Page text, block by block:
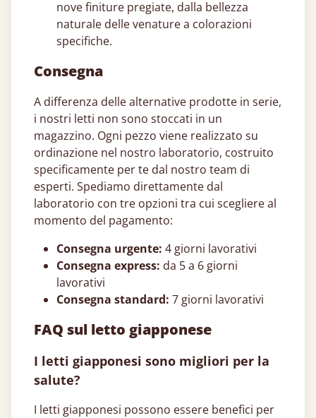
nove finiture pregiate, dalla bellezza
naturale delle venature a colorazioni
specifiche.
Consegna
A differenza delle alternative prodotte in serie,
i nostri letti non sono stoccati in un
magazzino. Ogni pezzo viene realizzato su
ordinazione nel nostro laboratorio, costruito
specificamente per te dal nostro team di
esperti. Spediamo direttamente dal
laboratorio con tre opzioni tra cui scegliere al
momento del pagamento:
Consegna urgente: 4 giorni lavorativi
Consegna express: da 5 a 6 giorni
lavorativi
Consegna standard: 7 giorni lavorativi
FAQ sul letto giapponese​
I letti giapponesi​ sono migliori per la
salute?
I letti giapponesi​ possono essere benefici per